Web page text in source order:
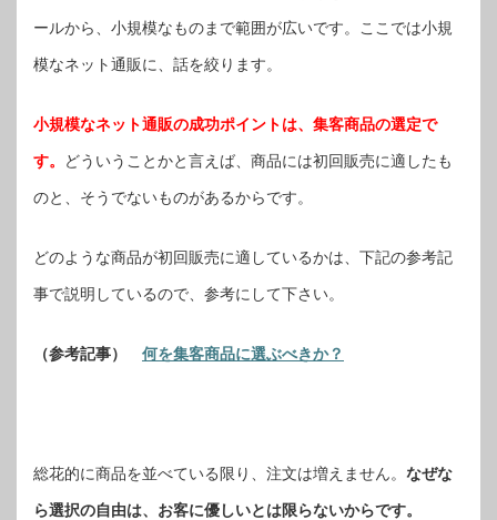
ールから、小規模なものまで範囲が広いです。ここでは小規
模なネット通販に、話を絞ります。
小規模なネット通販の成功ポイントは、集客商品の選定で
す。 どういうことかと言えば、商品には初回販売に適したも
のと、そうでないものがあるからです。
どのような商品が初回販売に適しているかは、下記の参考記
事で説明しているので、参考にして下さい。
（参考記事） 何を集客商品に選ぶべきか？
総花的に商品を並べている限り、注文は増えません。 なぜな
ら選択の自由は、お客に優しいとは限らないからです。